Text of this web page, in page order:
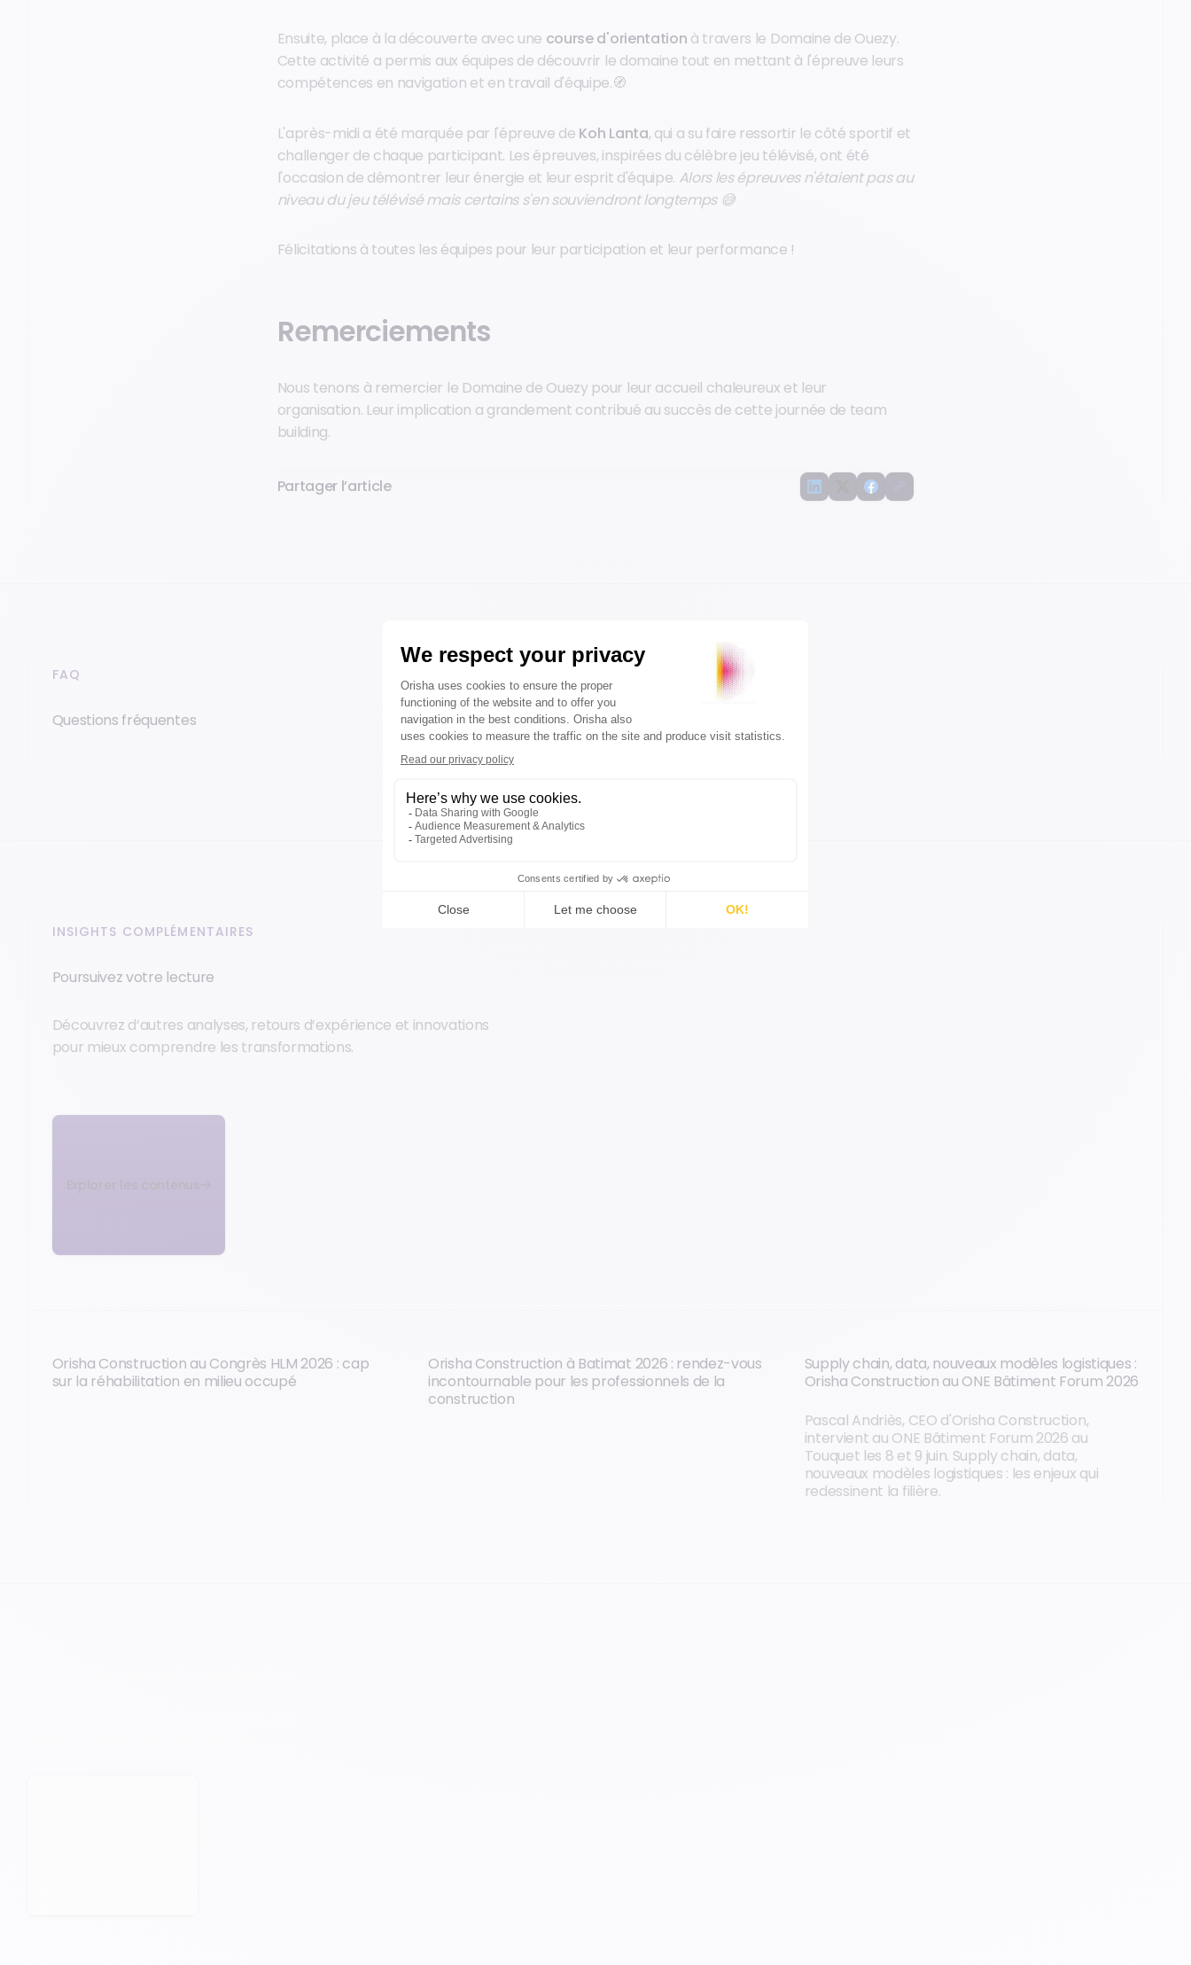
Ensuite, place à la découverte avec une course d'orientation à travers le Domaine de Ouezy.
Cette activité a permis aux équipes de découvrir le domaine tout en mettant à l'épreuve leurs
compétences en navigation et en travail d'équipe.🧭
L'après-midi a été marquée par l'épreuve de Koh Lanta, qui a su faire ressortir le côté sportif et
challenger de chaque participant. Les épreuves, inspirées du célèbre jeu télévisé, ont été
l'occasion de démontrer leur énergie et leur esprit d'équipe. Alors les épreuves n'étaient pas au
niveau du jeu télévisé mais certains s'en souviendront longtemps 😅
Félicitations à toutes les équipes pour leur participation et leur performance !
Remerciements
Nous tenons à remercier le Domaine de Ouezy pour leur accueil chaleureux et leur
organisation. Leur implication a grandement contribué au succès de cette journée de team
building.
Partager l’article
FAQ
Questions fréquentes
INSIGHTS COMPLÉMENTAIRES
Poursuivez votre lecture
Découvrez d’autres analyses, retours d’expérience et innovations
pour mieux comprendre les transformations.
Explorer les contenus
Orisha Construction au Congrès HLM 2026 : cap
sur la réhabilitation en milieu occupé
Orisha Construction à Batimat 2026 : rendez-vous
incontournable pour les professionnels de la
construction
Supply chain, data, nouveaux modèles logistiques :
Orisha Construction au ONE Bâtiment Forum 2026
Pascal Andriès, CEO d'Orisha Construction,
intervient au ONE Bâtiment Forum 2026 au
Touquet les 8 et 9 juin. Supply chain, data,
nouveaux modèles logistiques : les enjeux qui
redessinent la filière.